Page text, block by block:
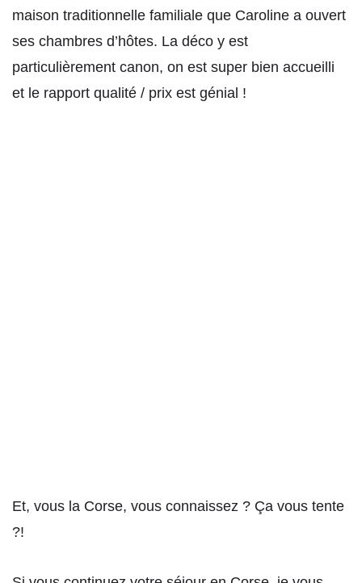
maison traditionnelle familiale que Caroline a ouvert
ses chambres d’hôtes. La déco y est
particulièrement canon, on est super bien accueilli
et le rapport qualité / prix est génial !
Et, vous la Corse, vous connaissez ? Ça vous tente
?!